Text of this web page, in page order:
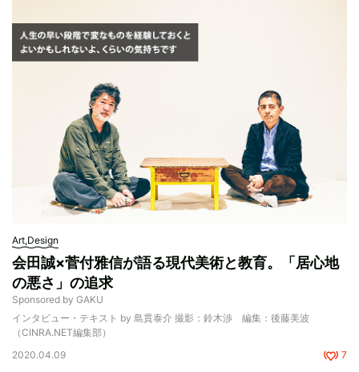
Art,Design
会田誠×菅付雅信が語る現代美術と教育。「居心地
の悪さ」の追求
Sponsored by GAKU
インタビュー・テキスト by 島貫泰介 撮影：鈴木渉 編集：後藤美波
（CINRA.NET編集部）
2020.04.09
7